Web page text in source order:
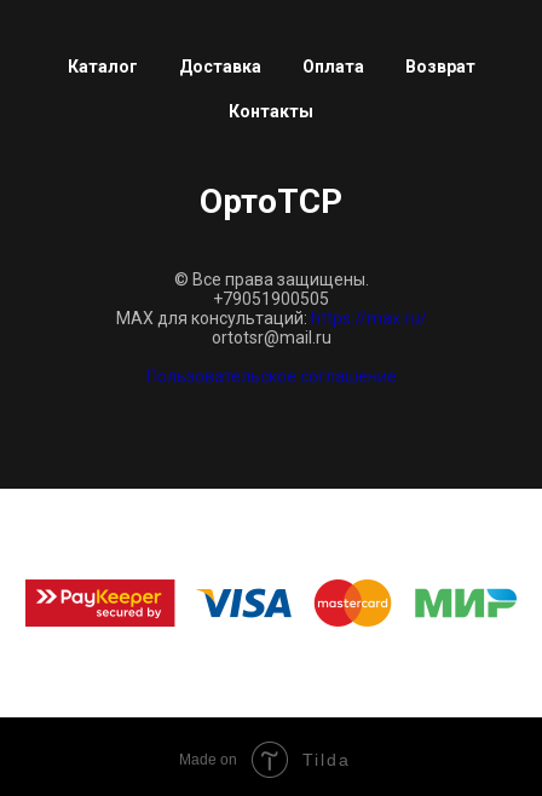
Каталог Доставка Оплата Возврат
Контакты
ОртоТСР
© Все права защищены.
+79051900505
MAX для консультаций: https://max.ru/
ortotsr@mail.ru
Пользовательское соглашение
Made on Tilda